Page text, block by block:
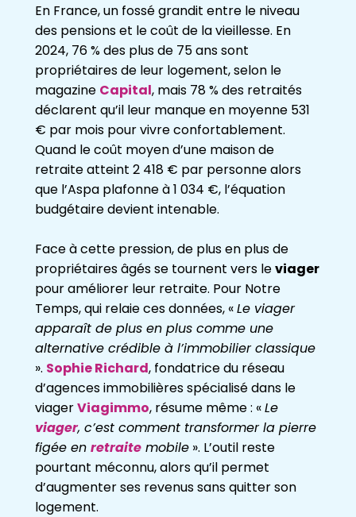
En France, un fossé grandit entre le niveau
des pensions et le coût de la vieillesse. En
2024, 76 % des plus de 75 ans sont
propriétaires de leur logement, selon le
magazine Capital, mais 78 % des retraités
déclarent qu’il leur manque en moyenne 531
€ par mois pour vivre confortablement.
Quand le coût moyen d’une maison de
retraite atteint 2 418 € par personne alors
que l’Aspa plafonne à 1 034 €, l’équation
budgétaire devient intenable.
Face à cette pression, de plus en plus de
propriétaires âgés se tournent vers leviager
pour améliorer leur retraite. Pour Notre
Temps, qui relaie ces données, «Le viager
apparaît de plus en plus comme une
alternative crédible à l’immobilier classique
». Sophie Richard, fondatrice du réseau
d’agences immobilières spécialisé dans le
viagerViagimmo, résume même : «Le
viager, c’est comment transformer la pierre
figée en retraite mobile ». L’outil reste
pourtant méconnu, alors qu’il permet
d’augmenter ses revenus sans quitter son
logement.